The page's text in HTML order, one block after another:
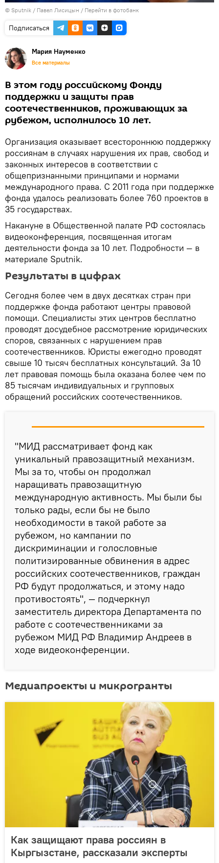
© Sputnik / Павел Лисицын / Перейти в фотобанк
Подписаться
Мария Науменко
Все материалы
В этом году российскому Фонду
поддержки и защиты прав
соотечественников, проживающих за
рубежом, исполнилось 10 лет.
Организация оказывает всестороннюю поддержку
россиянам в случаях нарушения их прав, свобод и
законных интересов в соответствии с
общепризнанными принципами и нормами
международного права. С 2011 года при поддержке
фонда удалось реализовать более 760 проектов в
35 государствах.
Накануне в Общественной палате РФ состоялась
видеоконференция, посвященная итогам
деятельности фонда за 10 лет. Подробности — в
материале Sputnik.
Результаты в цифрах
Сегодня более чем в двух десятках стран при
поддержке фонда работают центры правовой
помощи. Специалисты этих центров бесплатно
проводят досудебное рассмотрение юридических
споров, связанных с нарушением прав
соотечественников. Юристы ежегодно проводят
свыше 10 тысяч бесплатных консультаций. За 10
лет правовая помощь была оказана более чем по
85 тысячам индивидуальных и групповых
обращений российских соотечественников.
"МИД рассматривает фонд как
уникальный правозащитный механизм.
Мы за то, чтобы он продолжал
наращивать правозащитную
международную активность. Мы были бы
только рады, если бы не было
необходимости в такой работе за
рубежом, но кампании по
дискриминации и голословные
политизированные обвинения в адрес
российских соотечественников, граждан
РФ будут продолжаться, и этому надо
противостоять", — подчеркнул
заместитель директора Департамента по
работе с соотечественниками за
рубежом МИД РФ Владимир Андреев в
ходе видеоконференции.
Медиапроекты и микрогранты
Как защищают права россиян в
Кыргызстане, рассказали эксперты